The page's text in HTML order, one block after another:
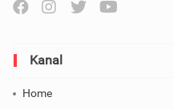
Kanal
Home